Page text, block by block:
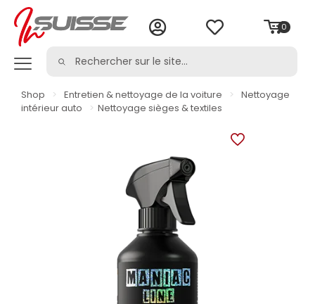
0
Shop > Entretien & nettoyage de la voiture >
Nettoyage
intérieur auto
> Nettoyage sièges & textiles